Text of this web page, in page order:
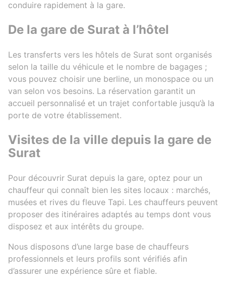
conduire rapidement à la gare.
De la gare de Surat à l’hôtel
Les transferts vers les hôtels de Surat sont organisés
selon la taille du véhicule et le nombre de bagages ;
vous pouvez choisir une berline, un monospace ou un
van selon vos besoins. La réservation garantit un
accueil personnalisé et un trajet confortable jusqu’à la
porte de votre établissement.
Visites de la ville depuis la gare de
Surat
Pour découvrir Surat depuis la gare, optez pour un
chauffeur qui connaît bien les sites locaux : marchés,
musées et rives du fleuve Tapi. Les chauffeurs peuvent
proposer des itinéraires adaptés au temps dont vous
disposez et aux intérêts du groupe.
Nous disposons d’une large base de chauffeurs
professionnels et leurs profils sont vérifiés afin
d’assurer une expérience sûre et fiable.